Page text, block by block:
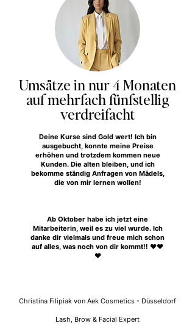
Umsätze in nur 4 Monaten
auf mehrfach fünfstellig
verdreifacht
Deine Kurse sind Gold wert! Ich bin
ausgebucht, konnte meine Preise
erhöhen und trotzdem kommen neue
Kunden. Die alten bleiben, und ich
bekomme ständig Anfragen von Mädels,
die von mir lernen wollen!
Ab Oktober habe ich jetzt eine
Mitarbeiterin, weil es zu viel wurde. Ich
danke dir vielmals und freue mich schon
auf alles, was noch von dir kommt!! ❤️❤️
❤️
Christina Filipiak von Aek Cosmetics - Düsseldorf
Lash, Brow & Facial Expert